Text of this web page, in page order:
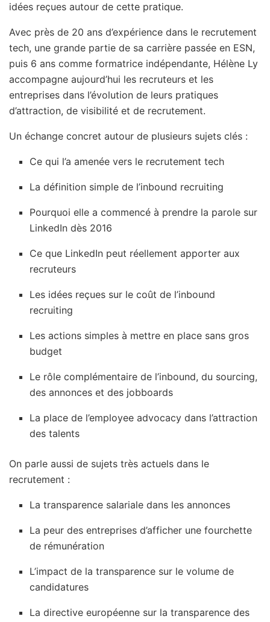
idées reçues autour de cette pratique.
Avec près de 20 ans d’expérience dans le recrutement
tech, une grande partie de sa carrière passée en ESN,
puis 6 ans comme formatrice indépendante, Hélène Ly
accompagne aujourd’hui les recruteurs et les
entreprises dans l’évolution de leurs pratiques
d’attraction, de visibilité et de recrutement.
Un échange concret autour de plusieurs sujets clés :
Ce qui l’a amenée vers le recrutement tech
La définition simple de l’inbound recruiting
Pourquoi elle a commencé à prendre la parole sur
LinkedIn dès 2016
Ce que LinkedIn peut réellement apporter aux
recruteurs
Les idées reçues sur le coût de l’inbound
recruiting
Les actions simples à mettre en place sans gros
budget
Le rôle complémentaire de l’inbound, du sourcing,
des annonces et des jobboards
La place de l’employee advocacy dans l’attraction
des talents
On parle aussi de sujets très actuels dans le
recrutement :
La transparence salariale dans les annonces
La peur des entreprises d’afficher une fourchette
de rémunération
L’impact de la transparence sur le volume de
candidatures
La directive européenne sur la transparence des